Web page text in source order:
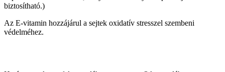
biztosítható.)
Az E-vitamin hozzájárul a sejtek oxidatív stresszel szembeni
védelméhez.